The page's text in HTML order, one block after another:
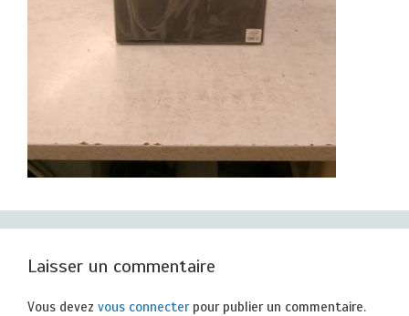
Laisser un commentaire
Vous devez vous connecterpour publier un commentaire.